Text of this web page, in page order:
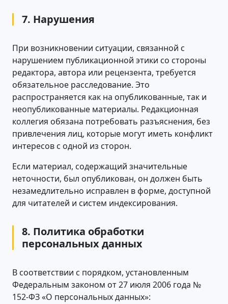
7. Нарушения
При возникновении ситуации, связанной с
нарушением публикационной этики со стороны
редактора, автора или рецензента, требуется
обязательное расследование. Это
распространяется как на опубликованные, так и
неопубликованные материалы. Редакционная
коллегия обязана потребовать разъяснения, без
привлечения лиц, которые могут иметь конфликт
интересов с одной из сторон.
Если материал, содержащий значительные
неточности, был опубликован, он должен быть
незамедлительно исправлен в форме, доступной
для читателей и систем индексирования.
8. Политика обработки
персональных данных
В соответствии с порядком, установленным
Федеральным законом от 27 июля 2006 года №
152-ФЗ «О персональных данных»: